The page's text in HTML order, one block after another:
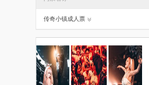
传奇小镇成人票